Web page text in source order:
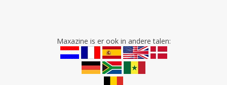
Maxazine is er ook in andere talen: